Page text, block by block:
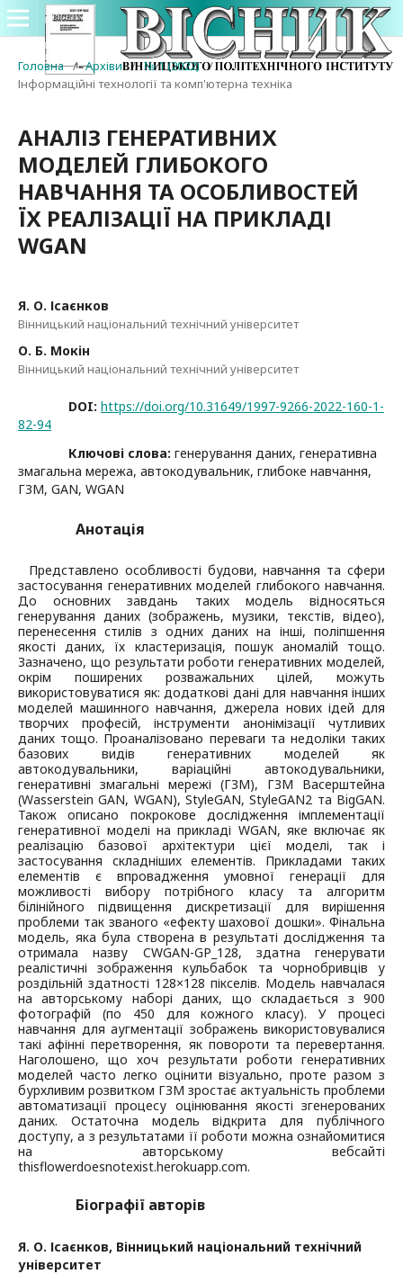
Головна / Архіви / № 1 (2022) /
Інформаційні технології та комп'ютерна техніка
АНАЛІЗ ГЕНЕРАТИВНИХ
МОДЕЛЕЙ ГЛИБОКОГО
НАВЧАННЯ ТА ОСОБЛИВОСТЕЙ
ЇХ РЕАЛІЗАЦІЇ НА ПРИКЛАДІ
WGAN
Я. О. Ісаєнков
Вінницький національний технічний університет
О. Б. Мокін
Вінницький національний технічний університет
DOI: https://doi.org/10.31649/1997-9266-2022-160-1-
82-94
Ключові слова: генерування даних, генеративна
змагальна мережа, автокодувальник, глибоке навчання,
ГЗМ, GAN, WGAN
Анотація
Представлено особливості будови, навчання та сфери
застосування генеративних моделей глибокого навчання.
До основних завдань таких модель відносяться
генерування даних (зображень, музики, текстів, відео),
перенесення стилів з одних даних на інші, поліпшення
якості даних, їх кластеризація, пошук аномалій тощо.
Зазначено, що результати роботи генеративних моделей,
окрім поширених розважальних цілей, можуть
використовуватися як: додаткові дані для навчання інших
моделей машинного навчання, джерела нових ідей для
творчих професій, інструменти анонімізації чутливих
даних тощо. Проаналізовано переваги та недоліки таких
базових видів генеративних моделей як
автокодувальники, варіаційні автокодувальники,
генеративні змагальні мережі (ГЗМ), ГЗМ Васерштейна
(Wasserstein GAN, WGAN), StyleGAN, StyleGAN2 та BigGAN.
Також описано покрокове дослідження імплементації
генеративної моделі на прикладі WGAN, яке включає як
реалізацію базової архітектури цієї моделі, так і
застосування складніших елементів. Прикладами таких
елементів є впровадження умовної генерації для
можливості вибору потрібного класу та алгоритм
білінійного підвищення дискретизації для вирішення
проблеми так званого «ефекту шахової дошки». Фінальна
модель, яка була створена в результаті дослідження та
отримала назву CWGAN-GP_128, здатна генерувати
реалістичні зображення кульбабок та чорнобривців у
роздільній здатності 128×128 пікселів. Модель навчалася
на авторському наборі даних, що складається з 900
фотографій (по 450 для кожного класу). У процесі
навчання для аугментації зображень використовувалися
такі афінні перетворення, як повороти та перевертання.
Наголошено, що хоч результати роботи генеративних
моделей часто легко оцінити візуально, проте разом з
бурхливим розвитком ГЗМ зростає актуальність проблеми
автоматизації процесу оцінювання якості згенерованих
даних. Остаточна модель відкрита для публічного
доступу, а з результатами її роботи можна ознайомитися
на авторському вебсайті
thisflowerdoesnotexist.herokuapp.com.
Біографії авторів
Я. О. Ісаєнков, Вінницький національний технічний
університет